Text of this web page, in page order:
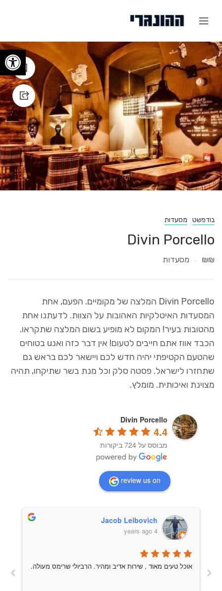
בודפשט מסעדות
Divin Porcello
₪₪ מסעדות
Divin Porcello המלצה של מקומיים. הפעם, אחת
המסעדות האיטלקיות האהובות על הצוות. לדעתנו אחת
מהטובות בעיר! המקום לא מופיע בשום המלצה שתקראו.
הכבד אווז אתם חייבים לטעום! אין דבר כזה ואנu בטוחים
שהטעם הקטיפתי יהיה חדש לכם ויישאר לכם בראש גם
שתחזרו לישראל. פסטה סלק וכל מנת בשר שתיקחו, תהיה
מצוינת ואיכותית. מומלץ.
Divin Porcello
4.4
מבוסס על 724 ביקורות
review us on
Jacob Leibovich
4 years ago
אוכל טעים מאוד , שירות אדיב ומהיר. הרביולי שרימס מעולה. ‹
›